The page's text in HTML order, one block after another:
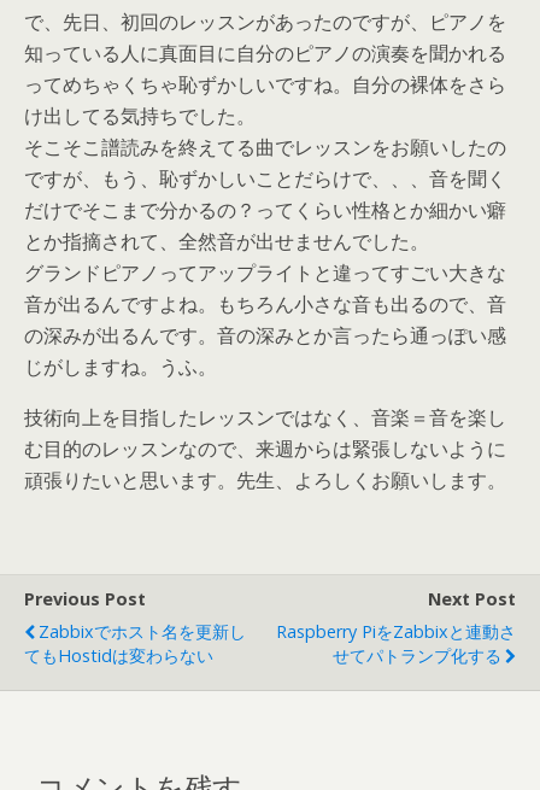
で、先日、初回のレッスンがあったのですが、ピアノを
知っている人に真面目に自分のピアノの演奏を聞かれる
ってめちゃくちゃ恥ずかしいですね。自分の裸体をさら
け出してる気持ちでした。
そこそこ譜読みを終えてる曲でレッスンをお願いしたの
ですが、もう、恥ずかしいことだらけで、、、音を聞く
だけでそこまで分かるの？ってくらい性格とか細かい癖
とか指摘されて、全然音が出せませんでした。
グランドピアノってアップライトと違ってすごい大きな
音が出るんですよね。もちろん小さな音も出るので、音
の深みが出るんです。音の深みとか言ったら通っぽい感
じがしますね。うふ。
技術向上を目指したレッスンではなく、音楽＝音を楽し
む目的のレッスンなので、来週からは緊張しないように
頑張りたいと思います。先生、よろしくお願いします。
Previous Post
Zabbixでホスト名を更新し
てもhostidは変わらない
Next Post
Raspberry PiをZabbixと連動さ
せてパトランプ化する